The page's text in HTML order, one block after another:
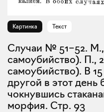
Картинка Текст
Случаи № 51–52. М., 22 года (покушение на
самоубийство). П.,
самоубийство). В
другой в этот
чокнувшись
морфия. Стр. 93